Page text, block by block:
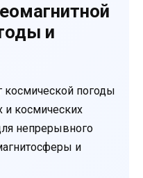
и
погоды
и космических
непрерывного
и